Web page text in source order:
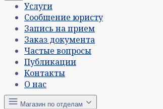
Услуги
Сообщение юристу
Запись на прием
Заказ документа
Частые вопросы
Публикации
Контакты
О нас
Магазин по отделам